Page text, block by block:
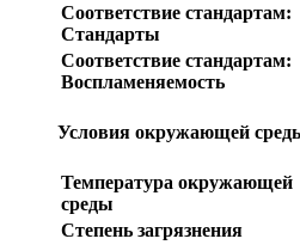
Соответствие стандартам:
Стандарты
Соответствие стандартам:
Воспламеняемость
Условия окружающей
Температура окружающей
среды
Степень загрязнения